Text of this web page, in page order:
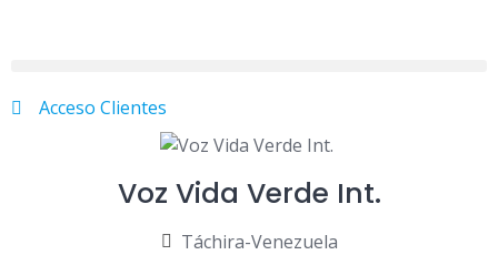
Acceso Clientes
Voz Vida Verde Int.
Táchira-Venezuela